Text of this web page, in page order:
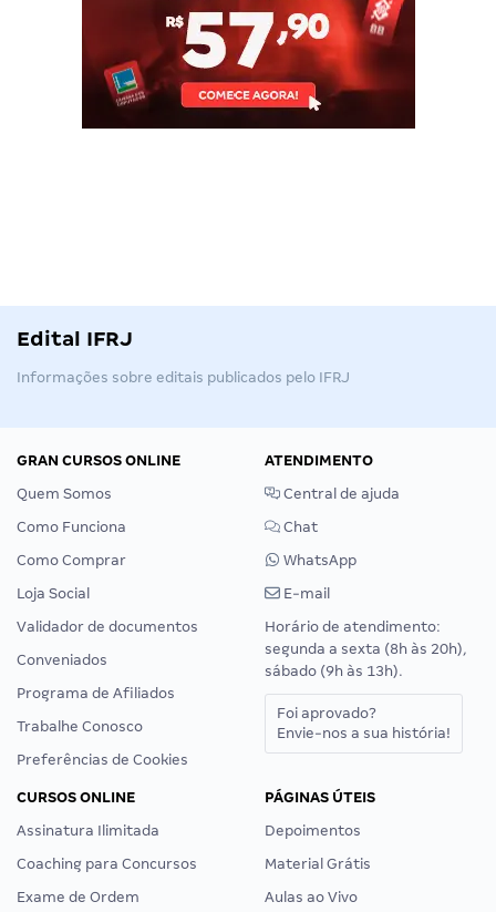
Edital IFRJ
Informações sobre editais publicados pelo IFRJ
GRAN CURSOS ONLINE
Quem Somos
Como Funciona
Como Comprar
Loja Social
Validador de documentos
Conveniados
Programa de Afiliados
Trabalhe Conosco
Preferências de Cookies
ATENDIMENTO
Central de ajuda
Chat
WhatsApp
E-mail
Horário de atendimento:
segunda a sexta (8h às 20h),
sábado (9h às 13h).
Foi aprovado?
Envie-nos a sua história!
CURSOS ONLINE
Assinatura Ilimitada
Coaching para Concursos
Exame de Ordem
PÁGINAS ÚTEIS
Depoimentos
Material Grátis
Aulas ao Vivo